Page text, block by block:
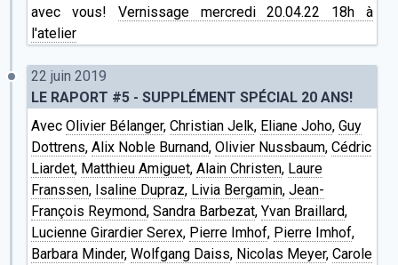
avec vous! Vernissage mercredi 20.04.22 18h à
l'atelier
22 juin 2019
LE RAPORT #5 - SUPPLÉMENT SPÉCIAL 20 ANS!
Avec Olivier Bélanger, Christian Jelk, Eliane Joho, Guy
Dottrens, Alix Noble Burnand, Olivier Nussbaum, Cédric
Liardet, Matthieu Amiguet, Alain Christen, Laure
Franssen, Isaline Dupraz, Livia Bergamin, Jean-
François Reymond, Sandra Barbezat, Yvan Braillard,
Lucienne Girardier Serex, Pierre Imhof, Pierre Imhof,
Barbara Minder, Wolfgang Daiss, Nicolas Meyer, Carole